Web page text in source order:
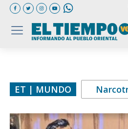
ET | MUNDO